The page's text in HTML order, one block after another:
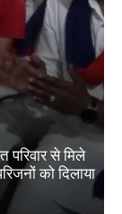
परिवार से मिले
को दिलाया